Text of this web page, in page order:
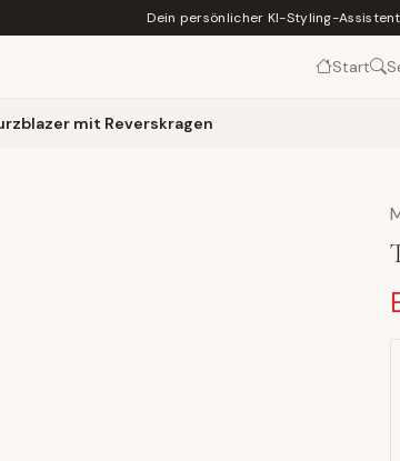
Dein persönlicher KI-Styling-
Start
mit Reverskragen